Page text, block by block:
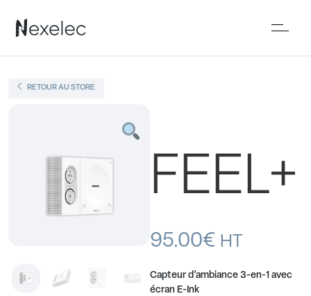
RETOUR AU STORE
FEEL+
95.00€ HT
Capteur d’ambiance 3-en-1 avec
écran E-Ink